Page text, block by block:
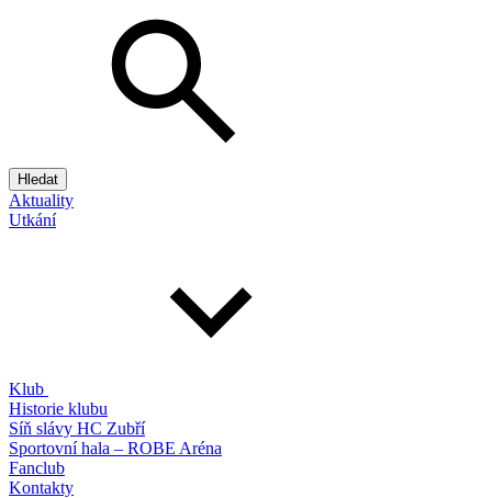
Hledat
Aktuality
Utkání
Klub
Historie klubu
Síň slávy HC Zubří
Sportovní hala – ROBE Aréna
Fanclub
Kontakty